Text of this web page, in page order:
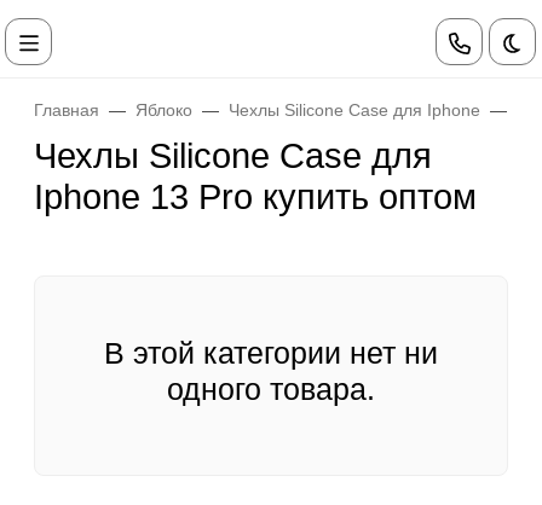
Главная Яблоко Чехлы Silicone Case для Iphone
Чехлы Silicone Case для
Iphone 13 Pro купить оптом
В этой категории нет ни
одного товара.